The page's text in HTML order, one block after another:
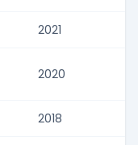
2021
2020
2018